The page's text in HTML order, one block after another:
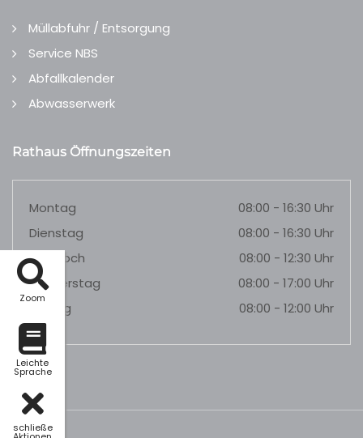
Zoom
Leichte
Sprache
schließe
Müllabfuhr / Entsorgung
Service NBS
Abfallkalender
Abwasserwerk
Rathaus Öffnungszeiten
Montag
08:00 - 16:30 Uhr
Dienstag
08:00 - 16:30 Uhr
Mittwoch
08:00 - 12:30 Uhr
Donnerstag
08:00 - 17:00 Uhr
Freitag
08:00 - 12:00 Uhr